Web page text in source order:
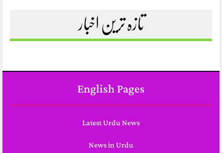
تازہ ترین اخبار
English Pages
Latest Urdu News
News in Urdu